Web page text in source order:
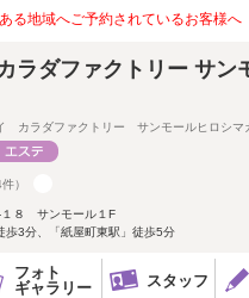
る地域へご予約されているお客様へ
ラダファクトリー サン
カラダファクトリー サンモールヒロシマ
）
１８ サンモール１F
歩3分、「紙屋町東駅」徒歩5分
フォト
ギャラリー
スタッフ